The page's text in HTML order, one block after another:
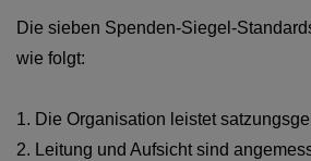
Die sieben Spenden-Siegel-
wie folgt:
1. Die Organisation leistet
2. Leitung und Aufsicht sind